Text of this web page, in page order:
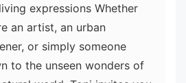
expressions Whether
an artist, an urban
or simply someone
to the unseen wonders of